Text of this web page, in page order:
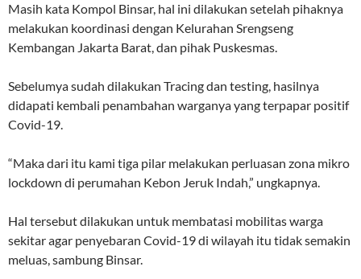
Masih kata Kompol Binsar, hal ini dilakukan setelah pihaknya
melakukan koordinasi dengan Kelurahan Srengseng
Kembangan Jakarta Barat, dan pihak Puskesmas.
Sebelumya sudah dilakukan Tracing dan testing, hasilnya
didapati kembali penambahan warganya yang terpapar positif
Covid-19.
“Maka dari itu kami tiga pilar melakukan perluasan zona mikro
lockdown di perumahan Kebon Jeruk Indah,” ungkapnya.
Hal tersebut dilakukan untuk membatasi mobilitas warga
sekitar agar penyebaran Covid-19 di wilayah itu tidak semakin
meluas, sambung Binsar.